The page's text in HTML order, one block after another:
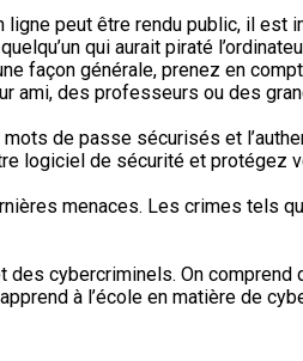
peut être rendu public, il
qui aurait piraté
façon générale, prenez en
ami, des professeurs ou des
de passe sécurisés et
logiciel de sécurité et protégez
menaces. Les crimes tels
cybercriminels. On
à l’école en matière de